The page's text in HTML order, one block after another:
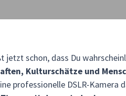
schon, dass Du
Kulturschätze und
professionelle DSLR-